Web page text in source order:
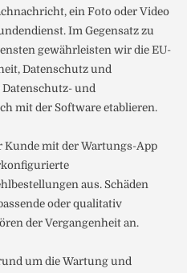
ein Foto oder Video
Im Gegensatz zu
gewährleisten wir die EU-
Datenschutz und
Datenschutz- und
mit der Software etablieren.
mit der Wartungs-App
aus. Schäden
oder qualitativ
der Vergangenheit an.
um die Wartung und